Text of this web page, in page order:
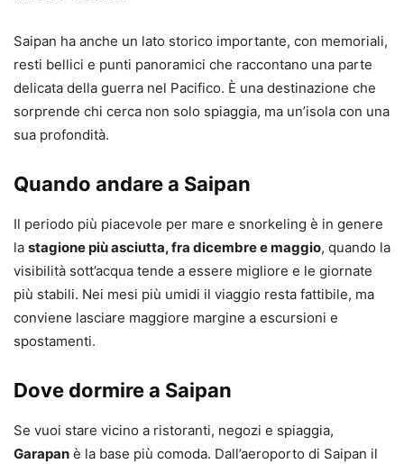
Saipan ha anche un lato storico importante, con memoriali,
resti bellici e punti panoramici che raccontano una parte
delicata della guerra nel Pacifico. È una destinazione che
sorprende chi cerca non solo spiaggia, ma un’isola con una
sua profondità.
Quando andare a Saipan
Il periodo più piacevole per mare e snorkeling è in genere
la stagione più asciutta, fra dicembre e maggio, quando la
visibilità sott’acqua tende a essere migliore e le giornate
più stabili. Nei mesi più umidi il viaggio resta fattibile, ma
conviene lasciare maggiore margine a escursioni e
spostamenti.
Dove dormire a Saipan
Se vuoi stare vicino a ristoranti, negozi e spiaggia,
Garapan è la base più comoda. Dall’aeroporto di Saipan il